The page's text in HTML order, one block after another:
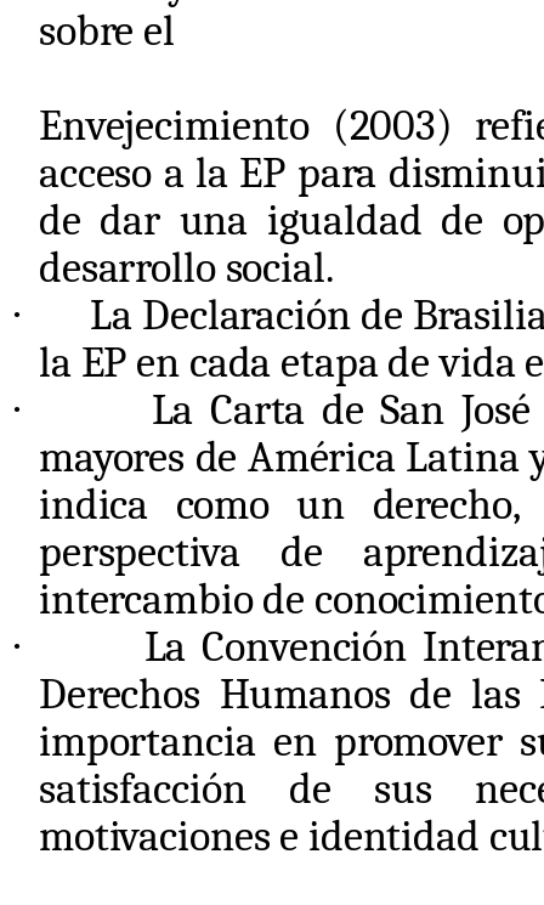
sobre el
Envejecimiento (2003)
acceso a la EP para
de dar una igualdad de
desarrollo social.
·
La Declaración de
la EP en cada etapa de vida
·
La Carta de San
mayores de América Latina
indica como un
perspectiva de
intercambio de
·
La Convención
Derechos Humanos de las
importancia en promover
satisfacción de sus
motivaciones e identidad